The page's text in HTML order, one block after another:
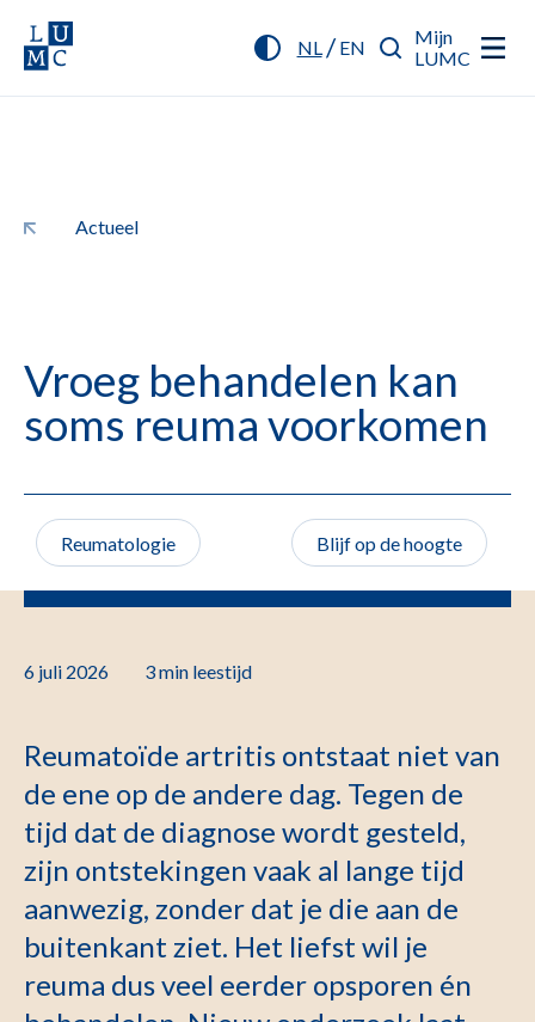
NL/ EN
Mijn
LUMC
Actueel
Vroeg behandelen kan
soms reuma voorkomen
Reumatologie Blijf op de hoogte
6 juli 2026 3 min leestijd
Reumatoïde artritis ontstaat niet van
de ene op de andere dag. Tegen de
tijd dat de diagnose wordt gesteld,
zijn ontstekingen vaak al lange tijd
aanwezig, zonder dat je die aan de
buitenkant ziet. Het liefst wil je
reuma dus veel eerder opsporen én